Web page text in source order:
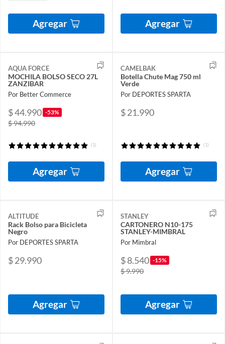
Agregar Agregar
AQUA FORCE
MOCHILA BOLSO SECO 27L
ZANZIBAR
Por Better Commerce
$ 44.990 -53%
$ 94.990
(1)
Agregar
CAMELBAK
Botella Chute Mag 750 ml
Verde
Por DEPORTES SPARTA
$ 21.990
(1)
Agregar
ALTITUDE
Rack Bolso para Bicicleta
Negro
Por DEPORTES SPARTA
$ 29.990
Agregar
STANLEY
CARTONERO N10-175
STANLEY-MIMBRAL
Por Mimbral
$ 8.540 -15%
$ 9.990
Agregar